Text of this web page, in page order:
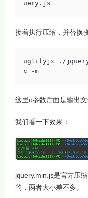
uery.js
接着执行压缩，并替换
uglifyjs ./
c -m
这里o参数后面是输出文
我们看一下效果：
jquery.min.js是官方压
的，两者大小差不多。